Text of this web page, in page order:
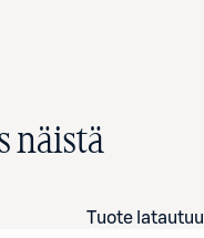
näistä
Tuote latautuu